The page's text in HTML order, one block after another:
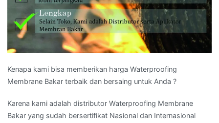
Kenapa kami bisa memberikan harga Waterproofing
Membrane Bakar terbaik dan bersaing untuk Anda ?
Karena kami adalah distributor Waterproofing Membrane
Bakar yang sudah bersertifikat Nasional dan Internasional